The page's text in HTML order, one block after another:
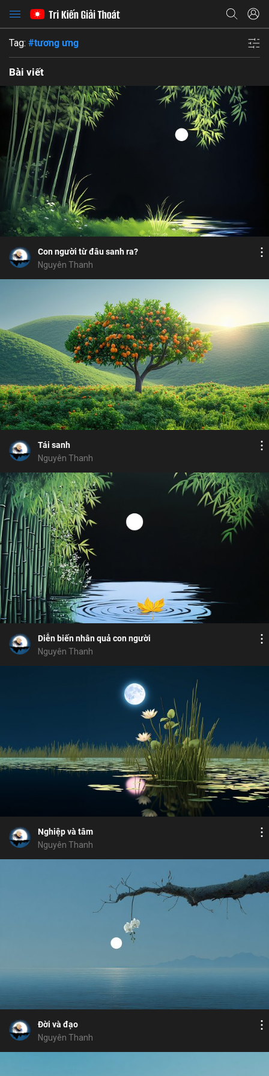
Tag: #tương ưng
Bài viết
không làm khổ mình khổ người minh ý
Con người từ đâu sanh ra?
Nguyên Thanh
Bỏ chọn
Bình luận
Lưu
vô minh cận tử nghiệp chúng sanh
13 11
Tái sanh
Nguyên Thanh
Bỏ chọn
Bỏ chọn
Bỏ chọn
Bình luận
Lưu
tâm bất động chứng đạo thánh địa ý
9
Diễn biến nhân quả con người
Nguyên Thanh
Bình luận
Lưu
khẩu
17 9
Nghiệp và tâm
Nguyên Thanh
Bỏ chọn
Bỏ chọn
Bỏ chọn
Bình luận
Lưu
thế gian thân
Đời và đạo
Nguyên Thanh
Bỏ chọn
Lưu